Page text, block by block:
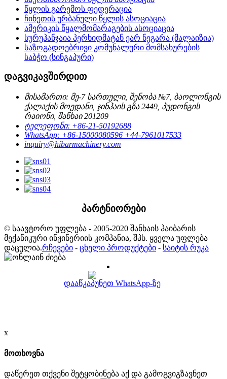
წყლის გარემოს ფედერაცია
ჩინეთის ურბანული წყლის ასოციაცია
ამერიკის წყალმომარაგების ასოციაცია
სურუჰანჯაია პერხიდმატან ეარ ნეგარა (მალაიზია)
საზოგადოებრივი კომუნალური მომსახურების
საბჭო (სინგაპური)
დაგვიკავშირდით
მისამართი: მე-7 სართული, შენობა №7, ბაოლონგის
ქალაქის მოედანი, ჯინჰაის გზა 2449, პუდონგის
რაიონი, შანხაი 201209
ტელეფონი: +86-21-50192688
WhatsApp: +86-15000080596 +44-7961017533
inquiry@hibarmachinery.com
პარტნიორები
© საავტორო უფლება - 2005-2020 შანხაის ჰაიბარის
მექანიკური ინჟინერიის კომპანია, შპს. ყველა უფლება
დაცულია.რჩევები - ცხელი პროდუქტები - საიტის რუკა
დააწკაპუნეთ WhatsApp-ზე
x
მოთხოვნა
დაწერეთ თქვენი შეტყობინება აქ და გამოგვიგზავნეთ